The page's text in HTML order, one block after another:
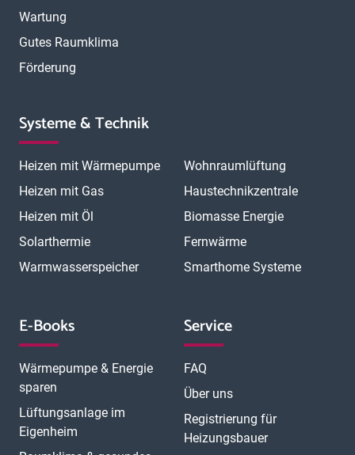
Wartung
Gutes Raumklima
Förderung
Systeme & Technik
Heizen mit Wärmepumpe
Heizen mit Gas
Heizen mit Öl
Solarthermie
Warmwasserspeicher
Wohnraumlüftung
Haustechnikzentrale
Biomasse Energie
Fernwärme
Smarthome Systeme
E-Books
Wärmepumpe & Energie
sparen
Lüftungsanlage im
Eigenheim
Service
FAQ
Über uns
Registrierung für
Heizungsbauer